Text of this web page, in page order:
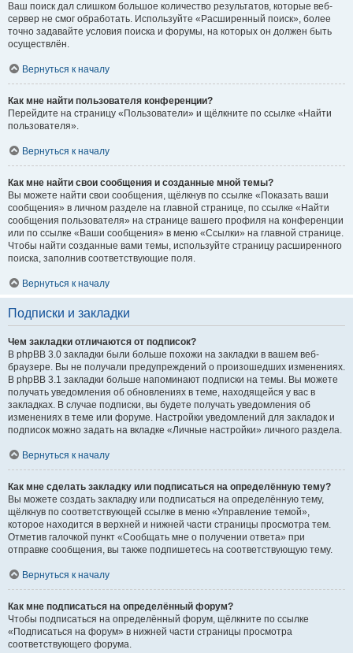
Ваш поиск дал слишком большое количество результатов, которые веб-
сервер не смог обработать. Используйте «Расширенный поиск», более
точно задавайте условия поиска и форумы, на которых он должен быть
осуществлён.
Вернуться к началу
Как мне найти пользователя конференции?
Перейдите на страницу «Пользователи» и щёлкните по ссылке «Найти
пользователя».
Вернуться к началу
Как мне найти свои сообщения и созданные мной темы?
Вы можете найти свои сообщения, щёлкнув по ссылке «Показать ваши
сообщения» в личном разделе на главной странице, по ссылке «Найти
сообщения пользователя» на странице вашего профиля на конференции
или по ссылке «Ваши сообщения» в меню «Ссылки» на главной странице.
Чтобы найти созданные вами темы, используйте страницу расширенного
поиска, заполнив соответствующие поля.
Вернуться к началу
Подписки и закладки
Чем закладки отличаются от подписок?
В phpBB 3.0 закладки были больше похожи на закладки в вашем веб-
браузере. Вы не получали предупреждений о произошедших изменениях.
В phpBB 3.1 закладки больше напоминают подписки на темы. Вы можете
получать уведомления об обновлениях в теме, находящейся у вас в
закладках. В случае подписки, вы будете получать уведомления об
изменениях в теме или форуме. Настройки уведомлений для закладок и
подписок можно задать на вкладке «Личные настройки» личного раздела.
Вернуться к началу
Как мне сделать закладку или подписаться на определённую тему?
Вы можете создать закладку или подписаться на определённую тему,
щёлкнув по соответствующей ссылке в меню «Управление темой»,
которое находится в верхней и нижней части страницы просмотра тем.
Отметив галочкой пункт «Сообщать мне о получении ответа» при
отправке сообщения, вы также подпишетесь на соответствующую тему.
Вернуться к началу
Как мне подписаться на определённый форум?
Чтобы подписаться на определённый форум, щёлкните по ссылке
«Подписаться на форум» в нижней части страницы просмотра
соответствующего форума.